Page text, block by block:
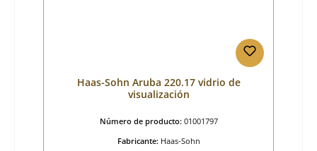
Haas-Sohn Aruba 220.17 vidrio de
visualización
Número de producto: 01001797
Fabricante: Haas-Sohn